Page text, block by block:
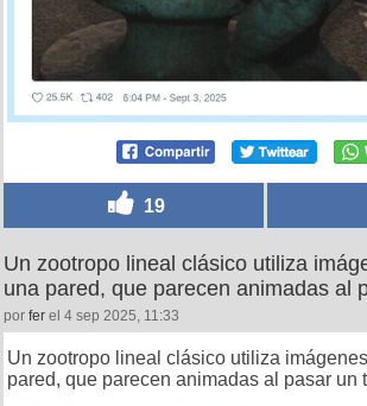
19
Un zootropo lineal clásico utiliza
una pared, que parecen animadas al
por fer el 4 sep 2025, 11:33
Un zootropo lineal clásico utiliza
pared, que parecen animadas al pasar un